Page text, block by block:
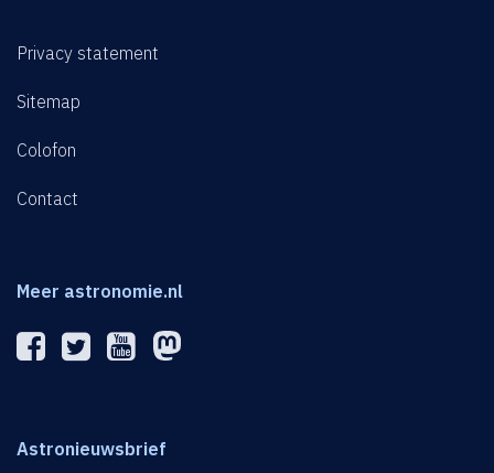
Privacy statement
Sitemap
Colofon
Contact
Meer astronomie.nl
Astronieuwsbrief